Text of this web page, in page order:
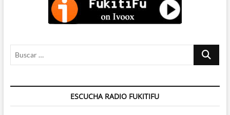
Buscar
ESCUCHA RADIO FUKITIFU